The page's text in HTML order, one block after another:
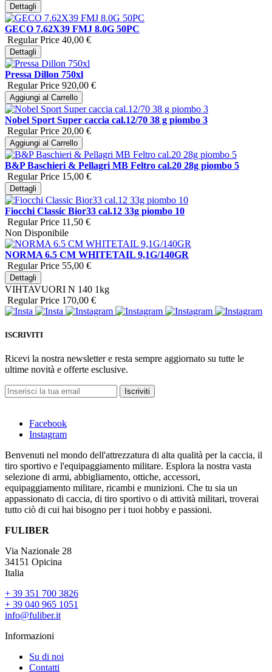
Dettagli
GECO 7.62X39 FMJ 8.0G 50PC
Regular Price 40,00 €
Dettagli
Pressa Dillon 750xl
Regular Price 920,00 €
Aggiungi al Carrello
Nobel Sport Super caccia cal.12/70 38 g piombo 3
Regular Price 20,00 €
Aggiungi al Carrello
B&P Baschieri & Pellagri MB Feltro cal.20 28g piombo 5
Regular Price 15,00 €
Dettagli
Fiocchi Classic Bior33 cal.12 33g piombo 10
Regular Price 11,50 €
Non Disponibile
NORMA 6.5 CM WHITETAIL 9,1G/140GR
Regular Price 55,00 €
Dettagli
VIHTAVUORI N 140 1kg
Regular Price 170,00 €
ISCRIVITI
Ricevi la nostra newsletter e resta sempre aggiornato su tutte le
ultime novità e offerte esclusive.
Iscriviti
Facebook
Instagram
Benvenuti nel mondo dell'attrezzatura di alta qualità per la caccia, il
tiro sportivo e l'equipaggiamento militare. Esplora la nostra vasta
selezione di armi, abbigliamento, ottiche, accessori,
equipaggiamento militare, ricambi e munizioni. Che tu sia un
appassionato di caccia, di tiro sportivo o di attività militari, troverai
tutto ciò di cui hai bisogno per i tuoi hobby e passioni.
FULIBER
Via Nazionale 28
34151 Opicina
Italia
+ 39 351 700 3826
+ 39 040 965 1051
info@fuliber.it
Informazioni
Su di noi
Contatti